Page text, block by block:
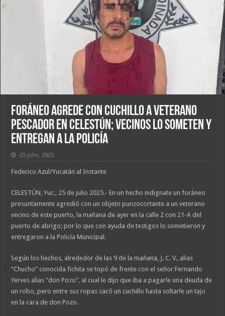
Foráneo agrede con cuchillo a veterano
pescador en Celestún; vecinos lo someten y
entregan a la Policía
25 julio, 2025
Federico Azul/Yucatán al Instante
CELESTÚN, Yuc., 25 de julio 2025.- En un hecho indignate un foráneo
presuntamente agredió con un objeto punzocortante a un veterano
vecino de este puerto, la mañana de ayer en la calle 2 con 21-A del
puerto de abrigo; por lo que con ayuda de testigos lo sometieron y
entregaron a la Policía Municipal.
Según los hechos, alrededor de las 9 de la mañana, J. C. V., alias
“Chucho” conocida fichita se topó de frente con el señor Fernando
Yerves alias “don Pozo”, al cual le dijo que iba a pagarle una deuda de
un robo, pero entre sus ropas sacó un cuchillo hasta soltarle un tajo
en la cara de don Pozo.